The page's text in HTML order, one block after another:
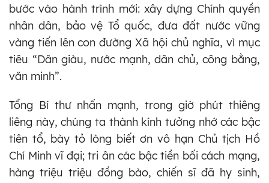
bước vào hành trình mới: xây dựng Chính quyền
nhân dân, bảo vệ Tổ quốc, đưa đất nước vững
vàng tiến lên con đường Xã hội chủ nghĩa, vì mục
tiêu “Dân giàu, nước mạnh, dân chủ, công bằng,
văn minh”.
Tổng Bí thư nhấn mạnh, trong giờ phút thiêng
liêng này, chúng ta thành kính tưởng nhớ các bậc
tiên tổ, bày tỏ lòng biết ơn vô hạn Chủ tịch Hồ
Chí Minh vĩ đại; tri ân các bậc tiền bối cách mạng,
hàng triệu triệu đồng bào, chiến sĩ đã hy sinh,